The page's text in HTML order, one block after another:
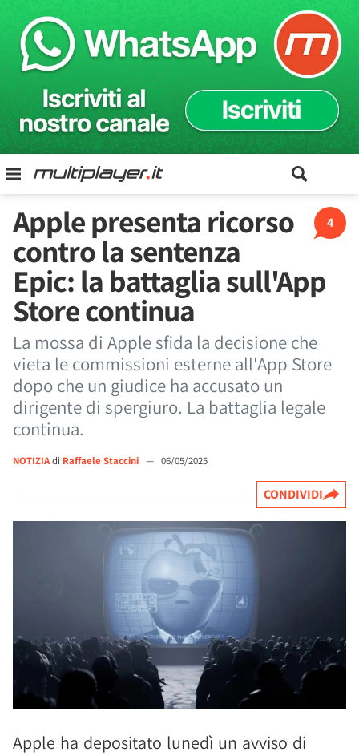
4
Apple presenta ricorso
contro la sentenza
Epic: la battaglia sull'App
Store continua
La mossa di Apple sfida la decisione che
vieta le commissioni esterne all'App Store
dopo che un giudice ha accusato un
dirigente di spergiuro. La battaglia legale
continua.
NOTIZIAdi Raffaele Staccini — 06/05/2025
CONDIVIDI
Apple ha depositato lunedì un avviso di